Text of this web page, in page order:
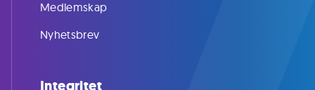
Medlemskap
Nyhetsbrev
Integritet